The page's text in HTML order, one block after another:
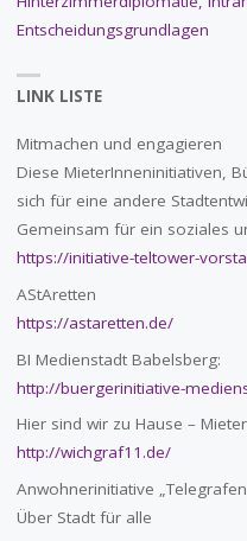
Entscheidungsgrundlagen
LINK LISTE
Mitmachen und engagieren
Diese MieterInneninitiativen,
sich für eine andere
Gemeinsam für ein soziales
https://initiative-teltower-
AStAretten
https://astaretten.de/
BI Medienstadt Babelsberg:
http://buergerinitiative-
Hier sind wir zu Hause –
http://wichgraf11.de/
Anwohnerinitiative
Über Stadt für alle